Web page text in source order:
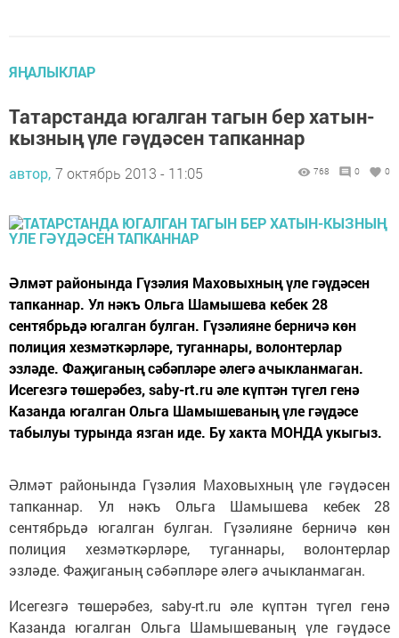
ЯҢАЛЫКЛАР
Татарстанда югалган тагын бер хатын-
кызның үле гәүдәсен тапканнар
автор, 7 октябрь 2013 - 11:05 768 0 0
Әлмәт районында Гүзәлия Маховыхның үле гәүдәсен
тапканнар. Ул нәкъ Ольга Шамышева кебек 28
сентябрьдә югалган булган. Гүзәлияне берничә көн
полиция хезмәткәрләре, туганнары, волонтерлар
эзләде. Фаҗиганың сәбәпләре әлегә ачыкланмаган.
Исегезгә төшерәбез, saby-rt.ru әле күптән түгел генә
Казанда югалган Ольга Шамышеваның үле гәүдәсе
табылуы турында язган иде. Бу хакта МОНДА укыгыз.
Әлмәт районында Гүзәлия Маховыхның үле гәүдәсен
тапканнар. Ул нәкъ Ольга Шамышева кебек 28
сентябрьдә югалган булган. Гүзәлияне берничә көн
полиция хезмәткәрләре, туганнары, волонтерлар
эзләде. Фаҗиганың сәбәпләре әлегә ачыкланмаган.
Исегезгә төшерәбез, saby-rt.ru әле күптән түгел генә
Казанда югалган Ольга Шамышеваның үле гәүдәсе